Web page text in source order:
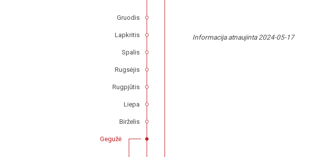
Informacija atnaujinta 2024-05-17
Gruodis
Lapkritis
Spalis
Rugsėjis
Rugpjūtis
Liepa
Birželis
Gegužė